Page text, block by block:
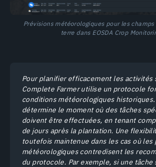
Prévisions météorologiques pour les
terre dans EOSDA Crop
Pour planifier efficacement les activités
Complete Farmer utilise un protocole
conditions météorologiques
détermine le moment où des tâches
doivent être effectuées, en tenant
de jours après la plantation. Une
toutefois maintenue dans les cas où les
météorologiques contredisent les
du protocole. Par exemple, si une